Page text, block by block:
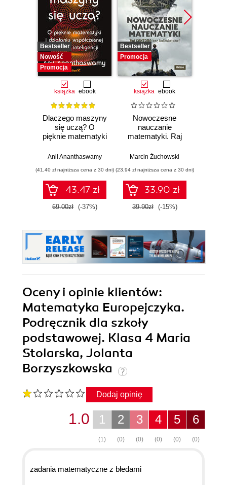
Bestseller
Nowość
Promocja
książka ebook
Dlaczego maszyny
się uczą? O
pięknie matematyki
współczesnej
inteligencji
Anil Ananthaswamy
(41,40 zł najniższa cena z 30 dni)
43.47 zł
69.00zł (-37%)
Bestseller
Promocja
książka ebook
Nowoczesne
nauczanie
matematyki. Raj
kalkulatora?
Marcin Żuchowski
(23,94 zł najniższa cena z 30 dni)
33.90 zł
39.90zł (-15%)
Oceny i opinie klientów:
Matematyka Europejczyka.
Podręcznik dla szkoły
podstawowej. Klasa 4 Maria
Stolarska, Jolanta
Borzyszkowska
Dodaj opinię
6
(0)
5
(0)
4
(0)
3
(0)
2
(0)
1
(1)
1.0
zadania matematyczne z błedami